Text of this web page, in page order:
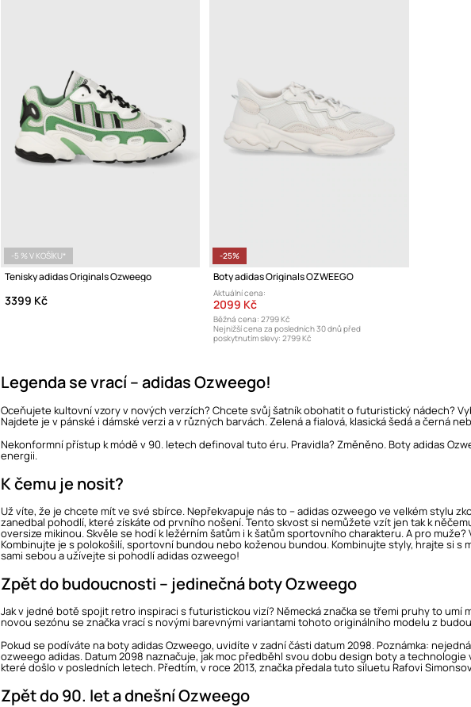
-5 % V KOŠÍKU*
Tenisky adidas Originals Ozweego
3399 Kč
-25%
Boty adidas Originals OZWEEGO
Aktuální cena:
2099 Kč
Běžná cena: 2799 Kč
Nejnižší cena za posledních 30 dnů před
poskytnutím slevy: 2799 Kč
Legenda se vrací – adidas Ozweego!
Oceňujete kultovní vzory v nových verzích? Chcete svůj šatník obohatit o futuristický nádech?
Najdete je v pánské i dámské verzi a v různých barvách. Zelená a fialová, klasická šedá a černá
Nekonformní přístup k módě v 90. letech definoval tuto éru. Pravidla? Změněno. Boty adidas
energii.
K čemu je nosit?
Už víte, že je chcete mít ve své sbírce. Nepřekvapuje nás to – adidas ozweego ve velkém stylu
zanedbal pohodlí, které získáte od prvního nošení. Tento skvost si nemůžete vzít jen tak k
oversize mikinou. Skvěle se hodí k ležérním šatům i k šatům sportovního charakteru. A pro
Kombinujte je s polokošilí, sportovní bundou nebo koženou bundou. Kombinujte styly, hrajte si
sami sebou a užívejte si pohodlí adidas ozweego!
Zpět do budoucnosti – jedinečná boty Ozweego
Jak v jedné botě spojit retro inspiraci s futuristickou vizí? Německá značka se třemi pruhy to umí
novou sezónu se značka vrací s novými barevnými variantami tohoto originálního modelu z
Pokud se podíváte na boty adidas Ozweego, uvidíte v zadní části datum 2098. Poznámka:
ozweego adidas. Datum 2098 naznačuje, jak moc předběhl svou dobu design boty a
které došlo v posledních letech. Předtím, v roce 2013, značka předala tuto siluetu Rafovi
Zpět do 90. let a dnešní Ozweego